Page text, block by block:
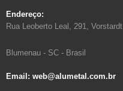
Endereço:
Rua Leoberto Leal, 291, Vorstardt
Blumenau - SC - Brasil
Email: web@alumetal.com.br